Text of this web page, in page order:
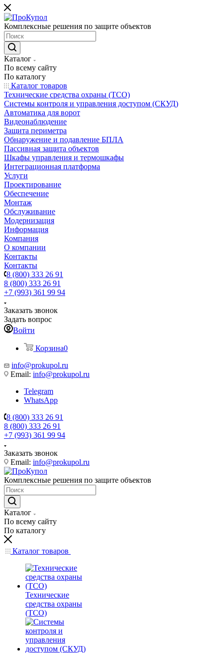
Комплексные решения по защите объектов
Каталог
По всему сайту
По каталогу
Каталог товаров
Технические средства охраны (ТСО)
Системы контроля и управления доступом (СКУД)
Автоматика для ворот
Видеонаблюдение
Защита периметра
Обнаружение и подавление БПЛА
Пассивная защита объектов
Шкафы управления и термошкафы
Интеграционная платформа
Услуги
Проектирование
Обеспечение
Монтаж
Обслуживание
Модернизация
Информация
Компания
О компании
Контакты
Контакты
8 (800) 333 26 91
8 (800) 333 26 91
+7 (993) 361 99 94
Заказать звонок
Задать вопрос
Войти
Корзина0
info@prokupol.ru
Email: info@prokupol.ru
Telegram
WhatsApp
8 (800) 333 26 91
8 (800) 333 26 91
+7 (993) 361 99 94
Заказать звонок
Email: info@prokupol.ru
Комплексные решения по защите объектов
Каталог
По всему сайту
По каталогу
Каталог товаров
Технические
средства охраны
(ТСО)